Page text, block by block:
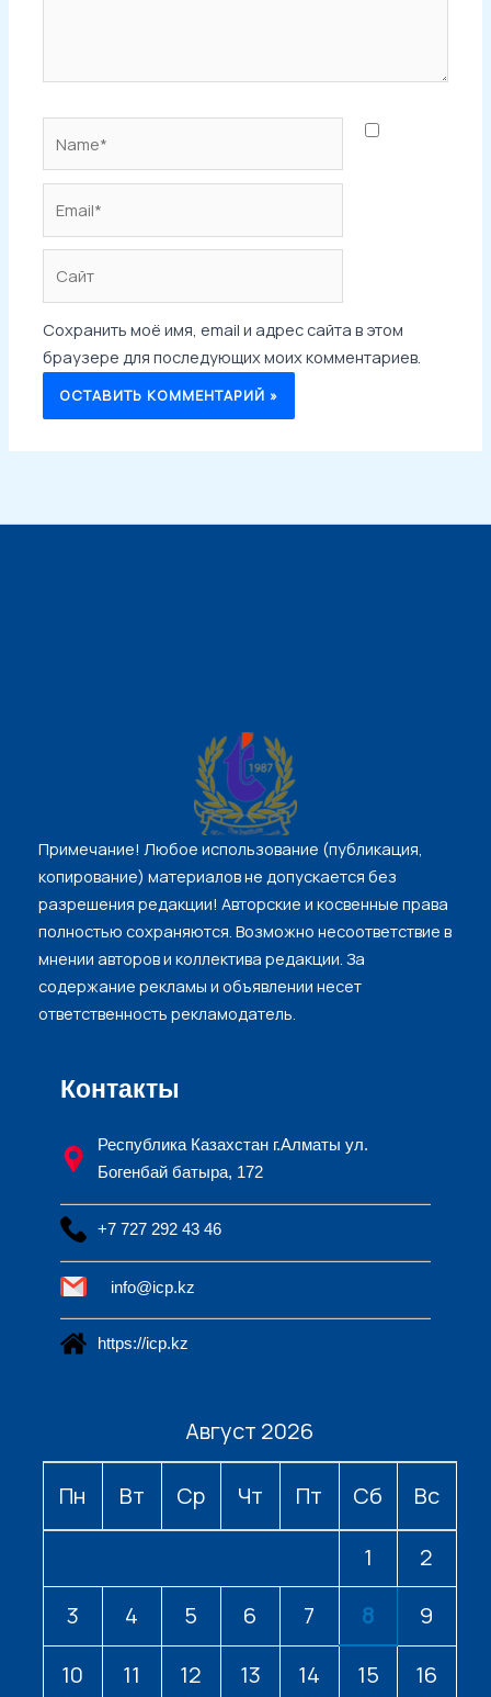
Сохранить моё имя, email и адрес сайта в этом
браузере для последующих моих комментариев.
Примечание! Любое использование (публикация,
копирование) материалов не допускается без
разрешения редакции! Авторские и косвенные права
полностью соxраняются. Возможно несоответствие в
мнении авторов и коллектива редакции. За
содержание рекламы и объявлении несет
ответственность рекламодатель.
Контакты
Республика Казахстан г.Алматы ул.
Богенбай батыра, 172
+7 727 292 43 46
info@icp.kz
https://icp.kz
Август 2026
Пн Вт Ср Чт Пт Сб Вс
1
2
3
4 5 6 7 8
9
10
11 12 13 14 15 16